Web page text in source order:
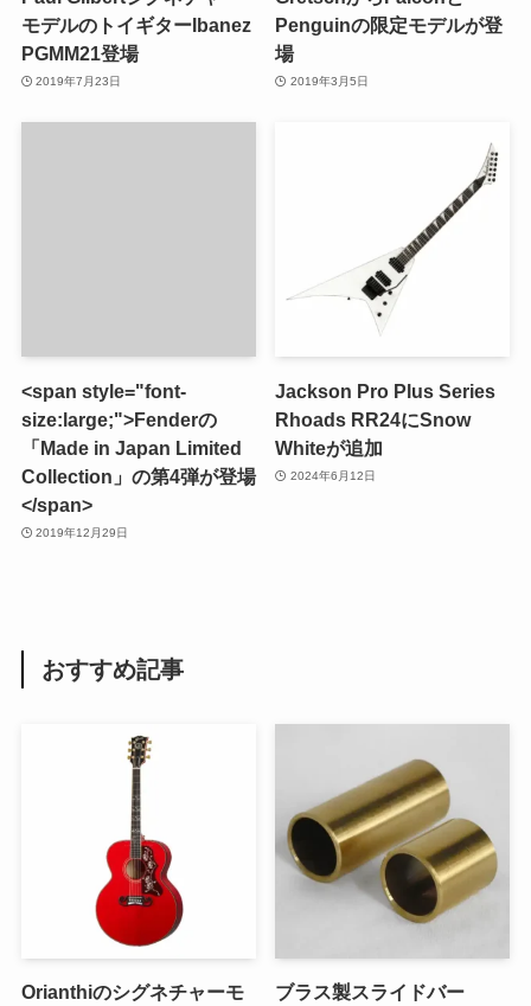
モデルのトイギターIbanez
PGMM21登場
2019年7月23日
Penguinの限定モデルが登
場
2019年3月5日
<span style="font-
size:large;">Fenderの
「Made in Japan Limited
Collection」の第4弾が登場
</span>
2019年12月29日
Jackson Pro Plus Series
Rhoads RR24にSnow
Whiteが追加
2024年6月12日
おすすめ記事
Orianthiのシグネチャーモ
ブラス製スライドバー